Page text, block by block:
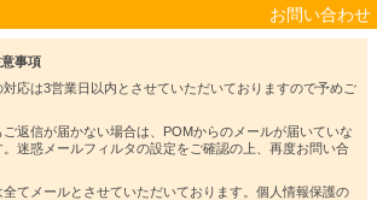
お問い合わせ
事項
応は3営業日以内とさせていただいておりますので予めご
ご返信が届かない場合は、POMからのメールが届いていな
迷惑メールフィルタの設定をご確認の上、再度お問い合
てメールとさせていただいております。個人情報保護の